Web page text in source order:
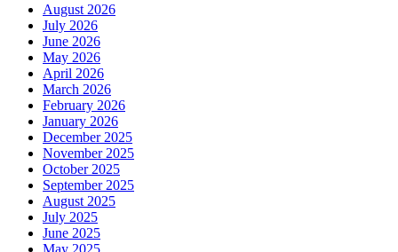
August 2026
July 2026
June 2026
May 2026
April 2026
March 2026
February 2026
January 2026
December 2025
November 2025
October 2025
September 2025
August 2025
July 2025
June 2025
May 2025